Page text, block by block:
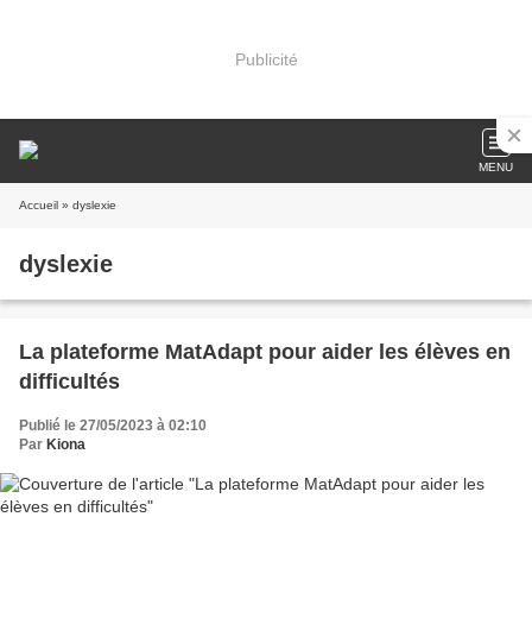
Publicité
MENU
Accueil » dyslexie
dyslexie
La plateforme MatAdapt pour aider les élèves en
difficultés
Publié le 27/05/2023 à 02:10
Par Kiona